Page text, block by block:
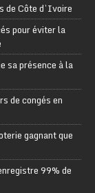
de Côte d’Ivoire
pour éviter la
sa présence à la
de congés en
gagnant que
99% de